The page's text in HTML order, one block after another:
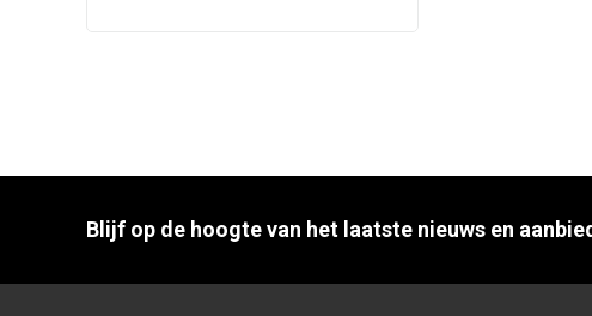
Blijf op de hoogte van het laatste nieuws en